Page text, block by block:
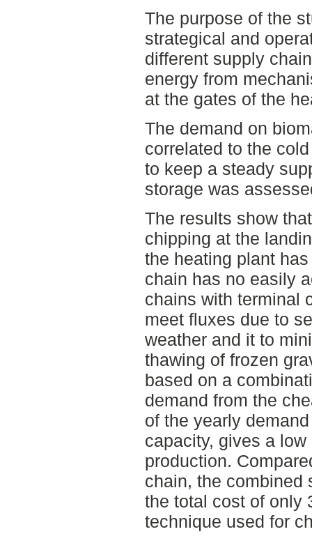
The purpose of the
strategical and
different supply
energy from
at the gates of the
The demand on
correlated to the
to keep a steady
storage was
The results show
chipping at the
the heating plant
chain has no easily
chains with terminal
meet fluxes due to
weather and it to
thawing of frozen
based on a
demand from the
of the yearly
capacity, gives a
production.
chain, the combined
the total cost of only
technique used for